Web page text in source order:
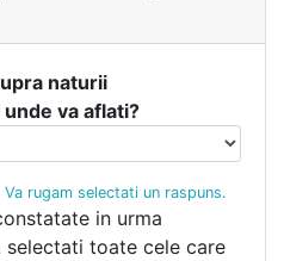
naturii
va aflati?
rugam selectati un raspuns.
in urma
selectati toate cele care